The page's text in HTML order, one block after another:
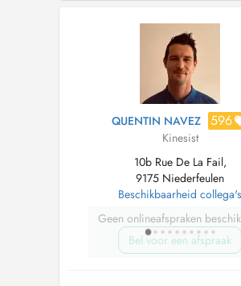
kinésithérapie Fux-Winbomont.
l'épaule, la lombalgie, les ne...
QUENTIN NAVEZ 596
Kinesist
10b Rue De La Fail,
9175 Niederfeulen
Beschikbaarheid collega's
Geen onlineafspraken
Bel voor een afspraak